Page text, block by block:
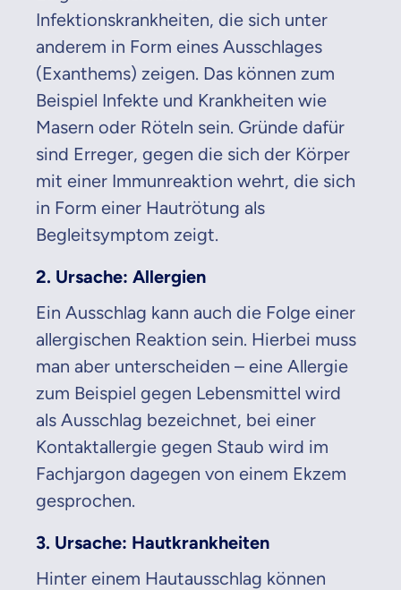
Infektionskrankheiten, die sich unter
anderem in Form eines Ausschlages
(Exanthems) zeigen. Das können zum
Beispiel Infekte und Krankheiten wie
Masern oder Röteln sein. Gründe dafür
sind Erreger, gegen die sich der Körper
mit einer Immunreaktion wehrt, die sich
in Form einer Hautrötung als
Begleitsymptom zeigt.
2. Ursache: Allergien
Ein Ausschlag kann auch die Folge einer
allergischen Reaktion sein. Hierbei muss
man aber unterscheiden – eine Allergie
zum Beispiel gegen Lebensmittel wird
als Ausschlag bezeichnet, bei einer
Kontaktallergie gegen Staub wird im
Fachjargon dagegen von einem Ekzem
gesprochen.
3. Ursache: Hautkrankheiten
Hinter einem Hautausschlag können